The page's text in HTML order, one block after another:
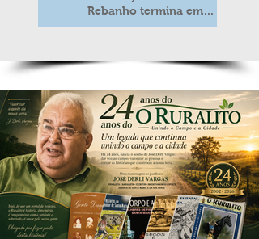
Rebanho termina em
duas semanas